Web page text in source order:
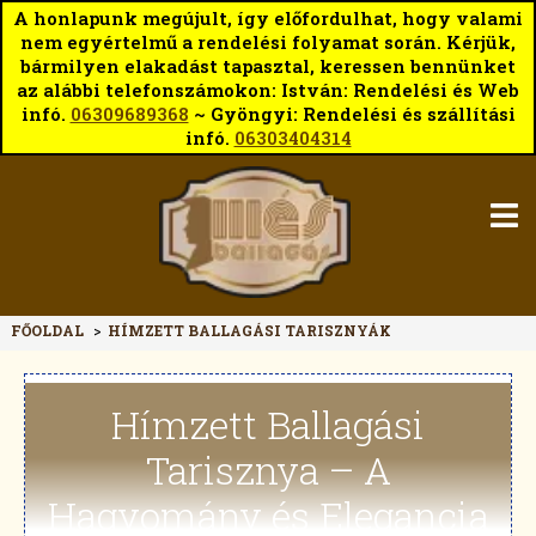
A honlapunk megújult, így előfordulhat, hogy valami
nem egyértelmű a rendelési folyamat során. Kérjük,
bármilyen elakadást tapasztal, keressen bennünket
az alábbi telefonszámokon: István: Rendelési és Web
infó. 06309689368 ~ Gyöngyi: Rendelési és szállítási
infó. 06303404314
FŐOLDAL > HÍMZETT BALLAGÁSI TARISZNYÁK
Hímzett Ballagási
Tarisznya – A
Hagyomány és Elegancia